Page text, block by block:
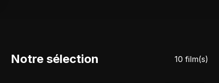
Notre sélection 10 film(s)